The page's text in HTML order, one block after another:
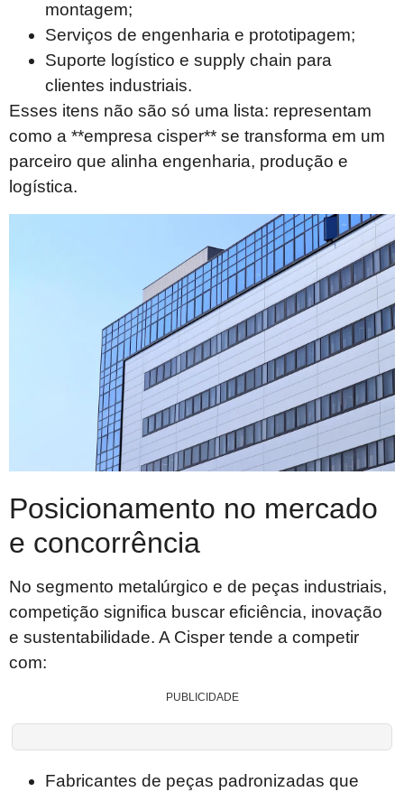
montagem;
Serviços de engenharia e prototipagem;
Suporte logístico e supply chain para
clientes industriais.
Esses itens não são só uma lista: representam
como a **empresa cisper** se transforma em um
parceiro que alinha engenharia, produção e
logística.
Posicionamento no mercado
e concorrência
No segmento metalúrgico e de peças industriais,
competição significa buscar eficiência, inovação
e sustentabilidade. A Cisper tende a competir
com:
PUBLICIDADE
Fabricantes de peças padronizadas que